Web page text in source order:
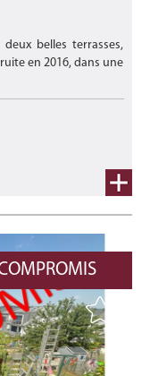
belles terrasses,
en 2016, dans une